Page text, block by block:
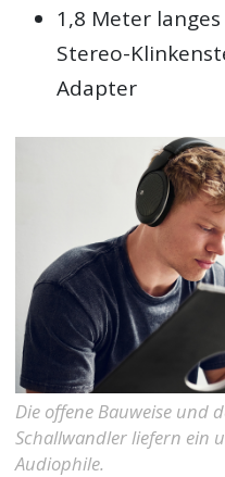
1,8 Meter langes
Stereo-
Adapter
Die offene Bauweise und
Schallwandler liefern ein
Audiophile.